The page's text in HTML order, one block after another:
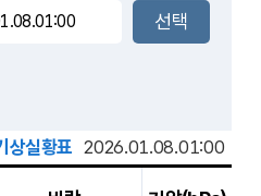
장호원
상실황표 2026.01.08.01:00